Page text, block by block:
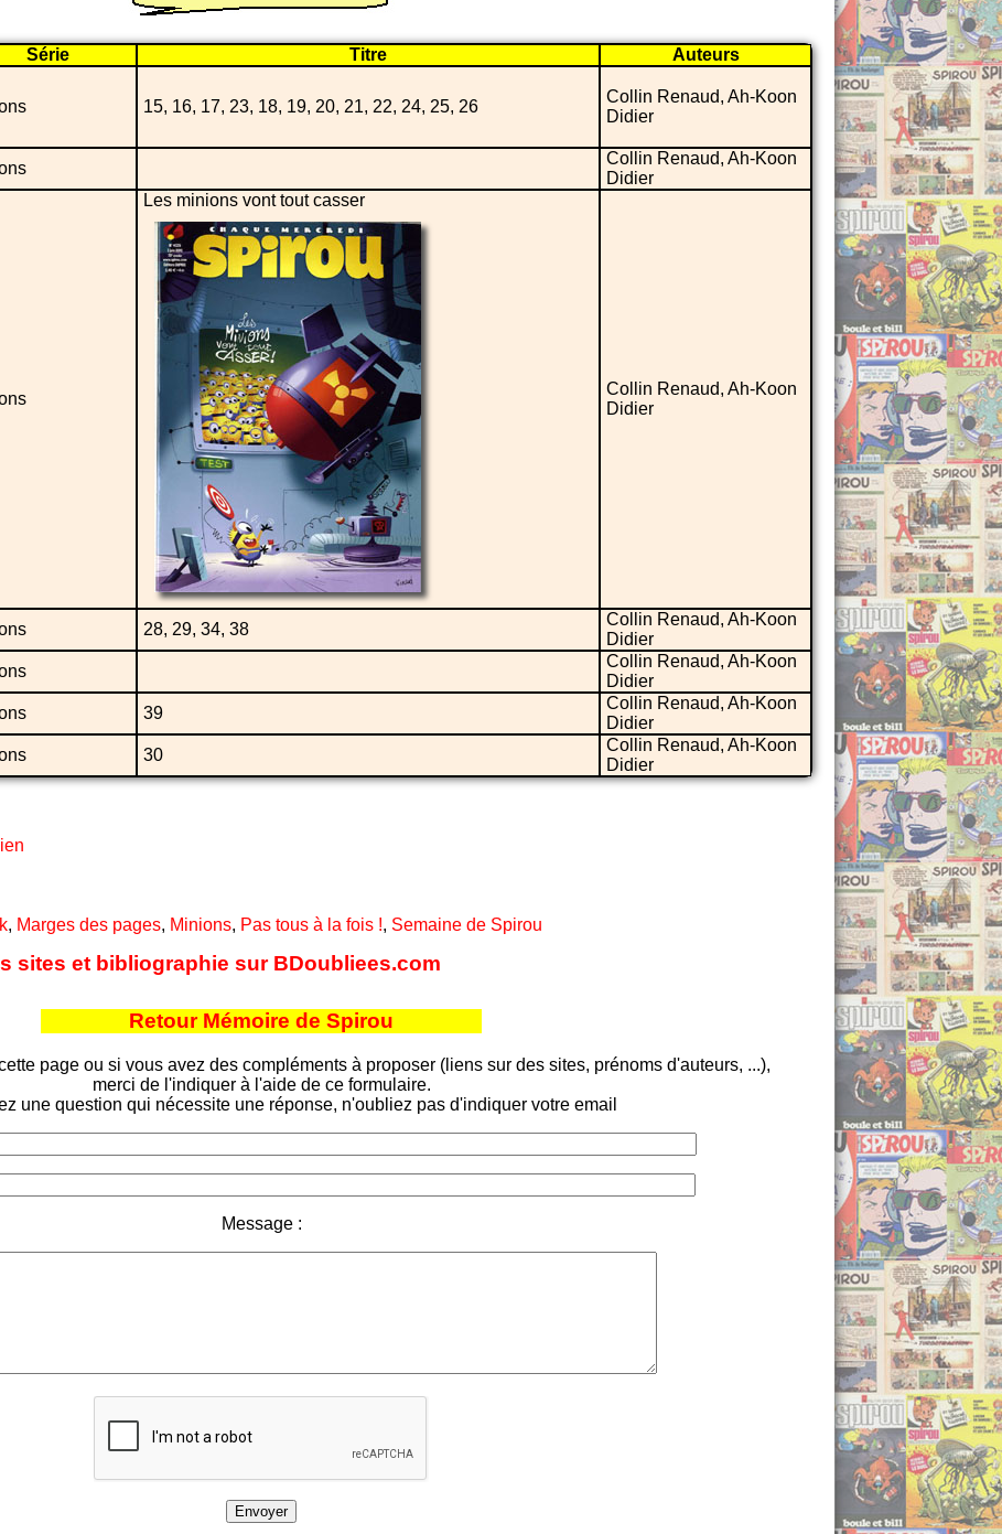
Série Titre
Auteurs
15, 16, 17, 23, 18, 19, 20, 21, 22, 24, 25, 26
Collin Renaud, Ah-Koon
Didier
Collin Renaud, Ah-Koon
Didier
Les minions vont tout casser
Collin Renaud, Ah-Koon
Didier
28, 29, 34, 38
Collin Renaud, Ah-Koon
Didier
Collin Renaud, Ah-Koon
Didier
39
Collin Renaud, Ah-Koon
Didier
30
Collin Renaud, Ah-Koon
Didier
, Marges des pages, Minions, Pas tous à la fois !, Semaine de Spirou
sites et bibliographie sur BDoubliees.com
Retour Mémoire de Spirou
page ou si vous avez des compléments à proposer (liens sur des sites, prénoms d'auteurs, ...),
merci de l'indiquer à l'aide de ce formulaire.
une question qui nécessite une réponse, n'oubliez pas d'indiquer votre email
Message :